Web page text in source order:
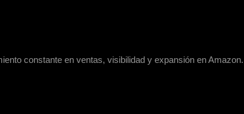
constante en ventas, visibilidad y expansión en Amazon.